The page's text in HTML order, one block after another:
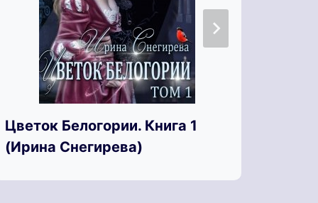
Цветок Белогории. Книга 1
(Ирина Снегирева)